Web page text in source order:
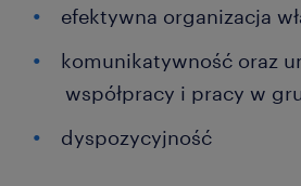
efektywna organizacja
komunikatywność oraz
współpracy i pracy w
dyspozycyjność